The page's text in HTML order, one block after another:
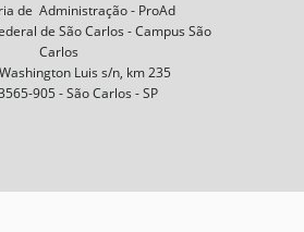
de Administração - ProAd
de São Carlos - Campus São
Carlos
Luis s/n, km 235
905 - São Carlos - SP